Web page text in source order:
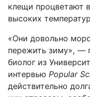
клещи процветают
высоких
«Они довольно
пережить зиму», —
биолог из
интервью Popular
действительно